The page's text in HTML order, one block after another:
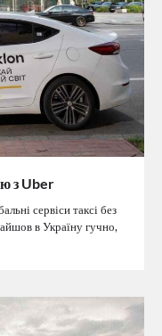
з Uber
сервіси таксі без
в Україну гучно,